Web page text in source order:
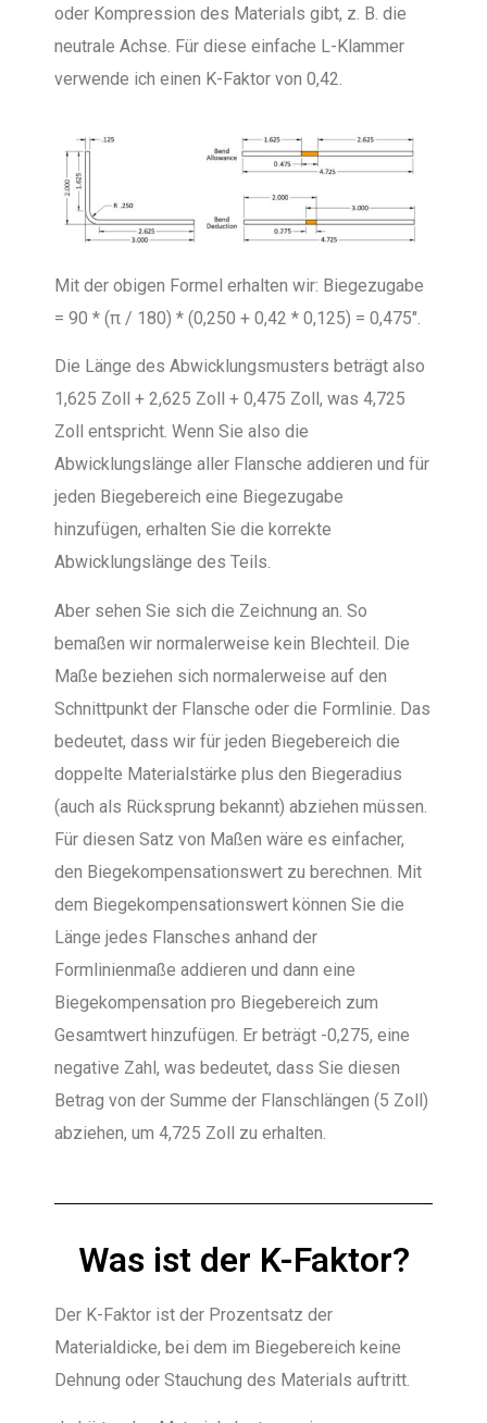
oder Kompression des Materials gibt, z. B. die
neutrale Achse. Für diese einfache L-Klammer
verwende ich einen K-Faktor von 0,42.
Mit der obigen Formel erhalten wir: Biegezugabe
= 90 * (π / 180) * (0,250 + 0,42 * 0,125) = 0,475″.
Die Länge des Abwicklungsmusters beträgt also
1,625 Zoll + 2,625 Zoll + 0,475 Zoll, was 4,725
Zoll entspricht. Wenn Sie also die
Abwicklungslänge aller Flansche addieren und für
jeden Biegebereich eine Biegezugabe
hinzufügen, erhalten Sie die korrekte
Abwicklungslänge des Teils.
Aber sehen Sie sich die Zeichnung an. So
bemaßen wir normalerweise kein Blechteil. Die
Maße beziehen sich normalerweise auf den
Schnittpunkt der Flansche oder die Formlinie. Das
bedeutet, dass wir für jeden Biegebereich die
doppelte Materialstärke plus den Biegeradius
(auch als Rücksprung bekannt) abziehen müssen.
Für diesen Satz von Maßen wäre es einfacher,
den Biegekompensationswert zu berechnen. Mit
dem Biegekompensationswert können Sie die
Länge jedes Flansches anhand der
Formlinienmaße addieren und dann eine
Biegekompensation pro Biegebereich zum
Gesamtwert hinzufügen. Er beträgt -0,275, eine
negative Zahl, was bedeutet, dass Sie diesen
Betrag von der Summe der Flanschlängen (5 Zoll)
abziehen, um 4,725 Zoll zu erhalten.
Was ist der K-Faktor?
Der K-Faktor ist der Prozentsatz der
Materialdicke, bei dem im Biegebereich keine
Dehnung oder Stauchung des Materials auftritt.